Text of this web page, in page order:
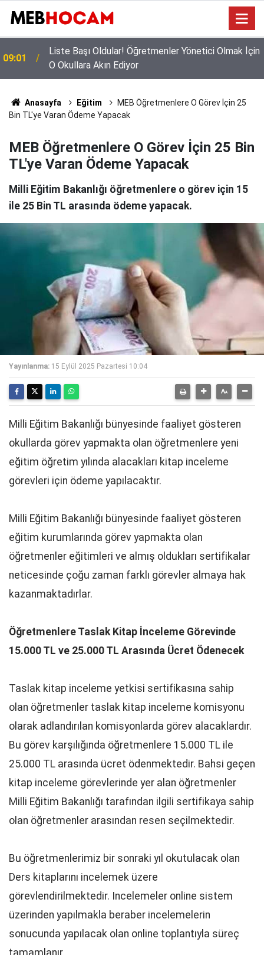
23:02
Mazeret Tayini Yapan Öğretmenler Dikkkat: Bu
Onayı Almayanların Tercihi İptal Olacak!
Anasayfa Eğitim
MEB Öğretmenlere O Görev İçin 25
Bin TL'ye Varan Ödeme Yapacak
MEB Öğretmenlere O Görev İçin 25 Bin
TL'ye Varan Ödeme Yapacak
Milli Eğitim Bakanlığı öğretmenlere o görev için 15
ile 25 Bin TL arasında ödeme yapacak.
Yayınlanma: 15 Eylül 2025 Pazartesi 10:04
Milli Eğitim Bakanlığı bünyesinde faaliyet gösteren
okullarda görev yapmakta olan öğretmenlere yeni
eğitim öğretim yılında alacakları kitap inceleme
görevleri için ödeme yapılacaktır.
Milli Eğitim Bakanlığı bünyesinde faaliyet gösteren
eğitim kurumlarında görev yapmakta olan
öğretmenler eğitimleri ve almış oldukları sertifikalar
neticesinde çoğu zaman farklı görevler almaya hak
kazanmaktadırlar.
Öğretmenlere Taslak Kitap İnceleme Görevinde
15.000 TL ve 25.000 TL Arasında Ücret Ödenecek
Taslak kitap inceleme yetkisi sertifikasına sahip
olan öğretmenler taslak kitap inceleme komisyonu
olarak adlandırılan komisyonlarda görev alacaklardır.
Bu görev karşılığında öğretmenlere 15.000 TL ile
25.000 TL arasında ücret ödenmektedir. Bahsi geçen
kitap inceleme görevlerinde yer alan öğretmenler
Milli Eğitim Bakanlığı tarafından ilgili sertifikaya sahip
olan öğretmenler arasından resen seçilmektedir.
Bu öğretmenlerimiz bir sonraki yıl okutulacak olan
Ders kitaplarını incelemek üzere
görevlendirilmektedir. Incelemeler online sistem
üzerinden yapılmakla beraber incelemelerin
sonucunda yapılacak olan online toplantıyla süreç
tamamlanır.